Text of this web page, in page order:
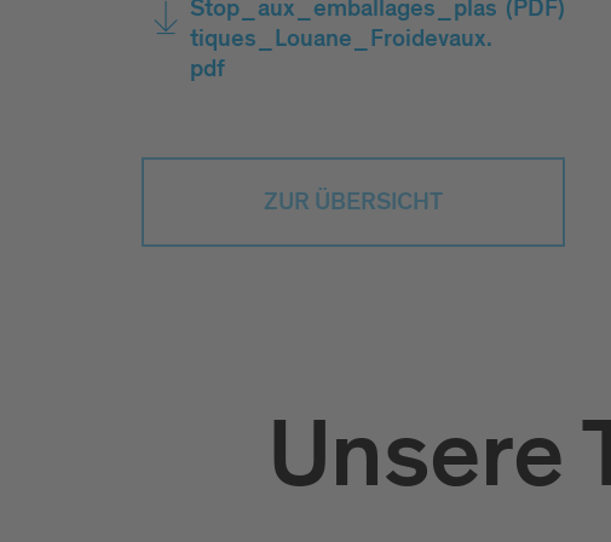
Stop_aux_emballages_plas
tiques_Louane_Froidevaux.
pdf
(PDF)
ZUR ÜBERSICHT
Unsere